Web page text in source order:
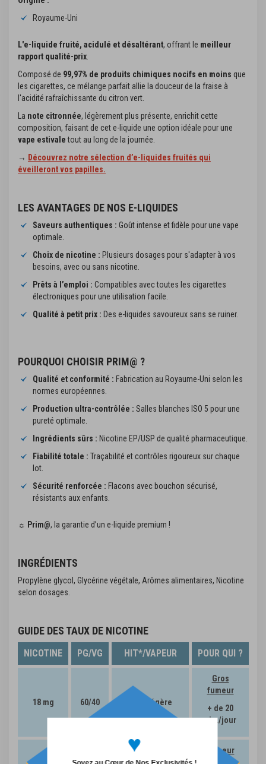
♥
Royaume-Uni
L'e-liquide fruité, acidulé et désaltérant, offrant le meilleur
rapport qualité-prix
Composé de 99,97% de produits chimiques nocifs en moins que
les cigarettes, ce mélange parfait allie la douceur de la fraise à
l'acidité rafraîchissante du citron vert.
La note citronnée, légèrement plus présente, enrichit cette
composition, faisant de cet e-liquide une option idéale pour une
vape estivaletout au long de la journée.
→ Découvrez notre sélection d’e-liquides fruités qui
éveilleront vos papilles.
LES AVANTAGES DE NOS E-LIQUIDES
Saveurs authentiques : Goût intense et fidèle pour une vape
optimale.
Choix de nicotine : Plusieurs dosages pour s'adapter à vos
besoins, avec ou sans nicotine.
Prêts à l’emploi : Compatibles avec toutes les cigarettes
électroniques pour une utilisation facile.
Qualité à petit prix : Des e-liquides savoureux sans se ruiner.
POURQUOI CHOISIR PRIM@ ?
Qualité et conformité : Fabrication au Royaume-Uni selon les
normes européennes.
Production ultra-contrôlée : Salles blanches ISO 5 pour une
pureté optimale.
Ingrédients sûrs : Nicotine EP/USP de qualité pharmaceutique.
Fiabilité totale : Traçabilité et contrôles rigoureux sur chaque
lot.
Sécurité renforcée : Flacons avec bouchon sécurisé,
résistants aux enfants.
☼ Prim@, la garantie d’un e-liquide premium !
INGRÉDIENTS
Propylène glycol, Glycérine végétale, Arômes alimentaires, Nicotine
selon dosages.
GUIDE DES TAUX DE NICOTINE
NICOTINE PG/VG HIT*/VAPEUR POUR QUI ?
18 mg 60/40 Fort/Légère
Gros
fumeur
+ de 20
cig./jour
Fumeur